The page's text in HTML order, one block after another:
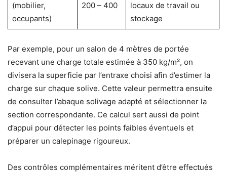
(mobilier,
occupants)
200 – 400
locaux de travail ou
stockage
Par exemple, pour un salon de 4 mètres de portée
recevant une charge totale estimée à 350 kg/m², on
divisera la superficie par l’entraxe choisi afin d’estimer la
charge sur chaque solive. Cette valeur permettra ensuite
de consulter l’abaque solivage adapté et sélectionner la
section correspondante. Ce calcul sert aussi de point
d’appui pour détecter les points faibles éventuels et
préparer un calepinage rigoureux.
Des contrôles complémentaires méritent d’être effectués